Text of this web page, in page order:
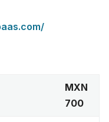
MXN
700